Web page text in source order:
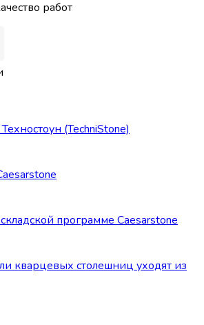
работ
(TechniStone)
программе Caesarstone
кварцевых столешниц уходят из